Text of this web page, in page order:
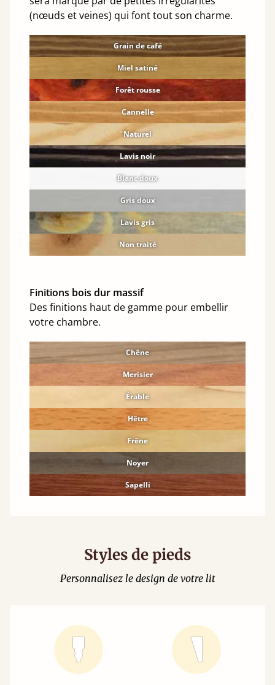
(nœuds et veines) qui font tout son charme.
Grain de café
Miel satiné
Forêt rousse
Cannelle
Naturel
Lavis noir
Blanc doux
Gris doux
Lavis gris
Non traité
Finitions bois dur massif
Des finitions haut de gamme pour embellir
votre chambre.
Chêne
Merisier
Érable
Hêtre
Frêne
Noyer
Sapelli
Styles de pieds
Personnalisez le design de votre lit